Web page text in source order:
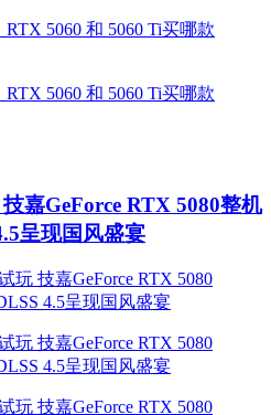
嘉GeForce RTX 5080整机
呈现国风盛宴